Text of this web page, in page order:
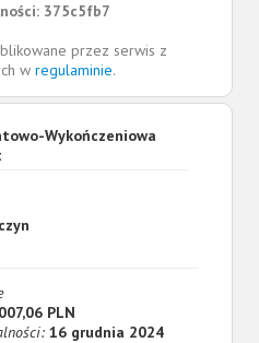
375c5fb7
przez serwis z
w regulaminie.
Wykończeniowa
PLN
16 grudnia 2024